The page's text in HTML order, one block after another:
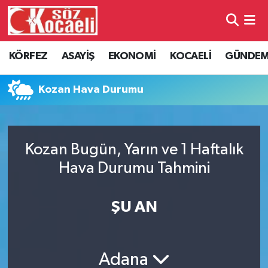
KÖRFEZ ASAYİŞ EKONOMİ KOCAELİ
Kozan Hava Durumu
Kozan Bugün, Yarın ve 1 Haftalık
Hava Durumu Tahmini
ŞU AN
Adana
Kocaeli Hava Durumu
Kocaeli Namaz Vakitleri
Süper Lig Puan Durumu ve Fikstür